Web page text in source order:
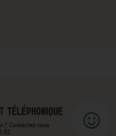
TÉLÉPHONIQUE
? Contactez-nous
92